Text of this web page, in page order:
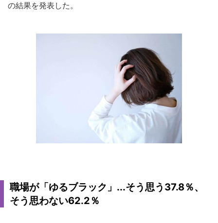
の結果を発表した。
職場が「ゆるブラック」...そう思う37.8％、
そう思わない62.2％